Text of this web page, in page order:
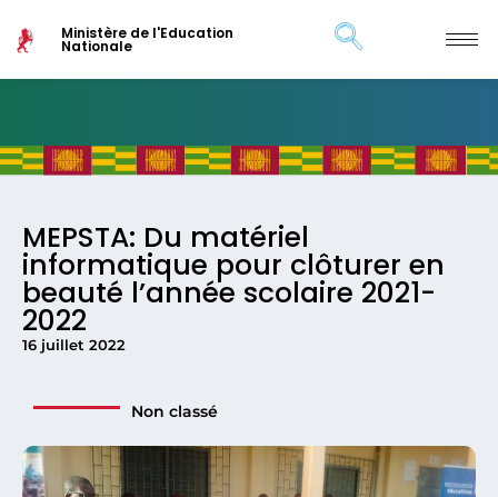
Ministère de l'Education
Nationale
MEPSTA: Du matériel
informatique pour clôturer en
beauté l’année scolaire 2021-
2022
16 juillet 2022
Non classé